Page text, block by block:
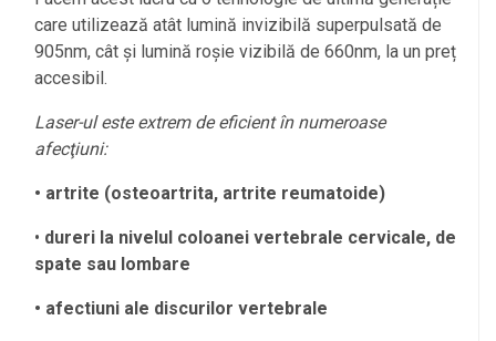
care utilizează atât lumină invizibilă superpulsată de
905nm, cât și lumină roșie vizibilă de 660nm, la un preț
accesibil.
Laser-ul este extrem de eficient în numeroase
afecţiuni:
• artrite (osteoartrita, artrite reumatoide)
• dureri la nivelul coloanei vertebrale cervicale, de
spate sau lombare
• afectiuni ale discurilor vertebrale